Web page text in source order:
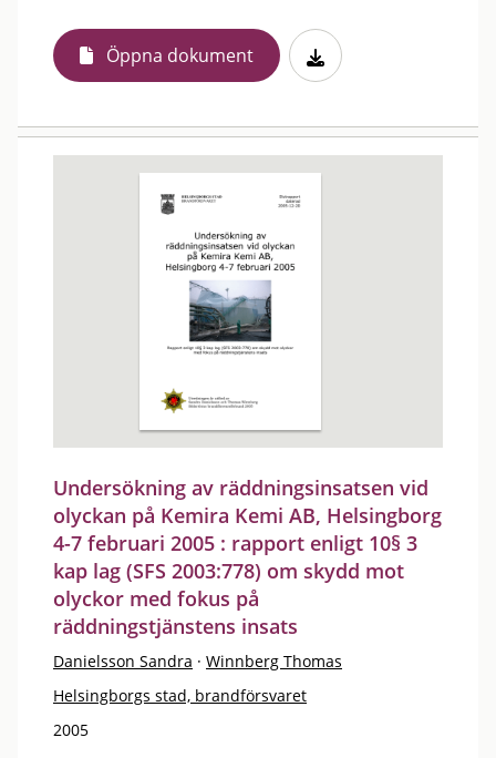
Öppna dokument
Undersökning av räddningsinsatsen vid
olyckan på Kemira Kemi AB, Helsingborg
4-7 februari 2005 : rapport enligt 10§ 3
kap lag (SFS 2003:778) om skydd mot
olyckor med fokus på
räddningstjänstens insats
Danielsson Sandra · Winnberg Thomas
Helsingborgs stad, brandförsvaret
2005